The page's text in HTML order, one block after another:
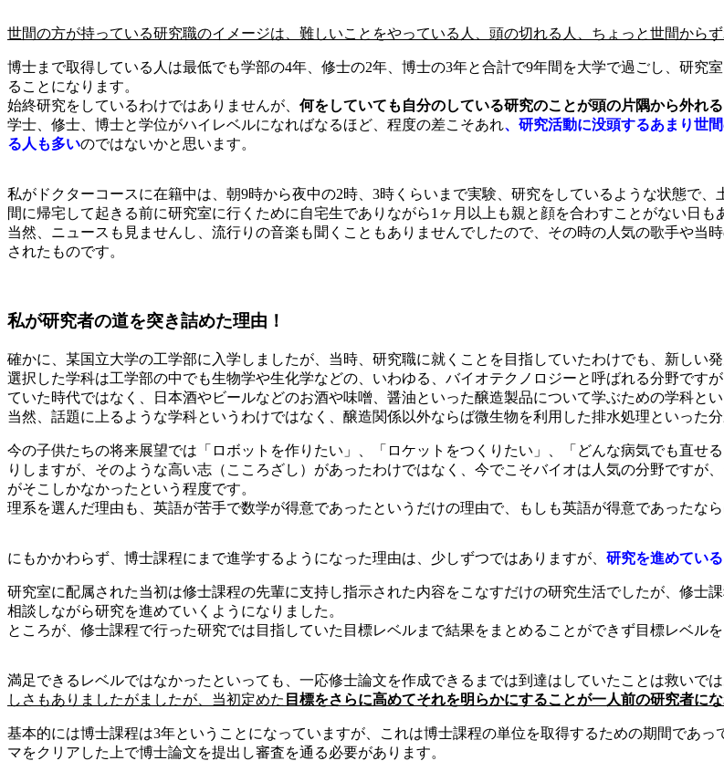
世間の方が持っている研究職のイメージは、難しいことをやっている人、頭の切れる人、ちょっと世間から
博士まで取得している人は最低でも学部の4年、修士の2年、博士の3年と合計で9年間を大学で過ごし、研究
ることになります。
始終研究をしているわけではありませんが、 何をしていても自分のしている研究のことが頭の片隅から外れ
学士、修士、博士と学位がハイレベルになればなるほど、程度の差こそあれ、研究活動に没頭するあまり世
る人も多いのではないかと思います。
私がドクターコースに在籍中は、朝9時から夜中の2時、3時くらいまで実験、研究をしているような状態で
間に帰宅して起きる前に研究室に行くために自宅生でありながら1ヶ月以上も親と顔を合わすことがない日も
当然、ニュースも見ませんし、流行りの音楽も聞くこともありませんでしたので、その時の人気の歌手や当
されたものです。
私が研究者の道を突き詰めた理由！
確かに、某国立大学の工学部に入学しましたが、当時、研究職に就くことを目指していたわけでも、新しい
選択した学科は工学部の中でも生物学や生化学などの、いわゆる、バイオテクノロジーと呼ばれる分野です
ていた時代ではなく、日本酒やビールなどのお酒や味噌、醤油といった醸造製品について学ぶための学科と
当然、話題に上るような学科というわけではなく、醸造関係以外ならば微生物を利用した排水処理といった
今の子供たちの将来展望では「ロボットを作りたい」、「ロケットをつくりたい」、「どんな病気でも直せ
りしますが、そのような高い志（こころざし）があったわけではなく、今でこそバイオは人気の分野です
がそこしかなかったという程度です。
理系を選んだ理由も、英語が苦手で数学が得意であったというだけの理由で、もしも英語が得意であったな
にもかかわらず、博士課程にまで進学するようになった理由は、少しずつではありますが、 研究を進めてい
研究室に配属された当初は修士課程の先輩に支持し指示された内容をこなすだけの研究生活でしたが、修士
相談しながら研究を進めていくようになりました。
ところが、修士課程で行った研究では目指していた目標レベルまで結果をまとめることができず目標レベル
満足できるレベルではなかったといっても、一応修士論文を作成できるまでは到達はしていたことは救いでは
しさもありましたがましたが、当初定めた 目標をさらに高めてそれを明らかにすることが一人前の研究者に
基本的には博士課程は3年ということになっていますが、これは博士課程の単位を取得するための期間であ
マをクリアした上で博士論文を提出し審査を通る必要があります。